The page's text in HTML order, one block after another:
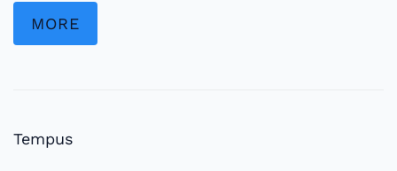
MORE
Tempus